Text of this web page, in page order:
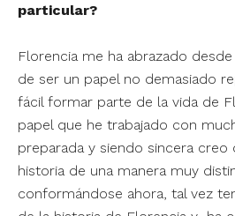
particular?
Florencia me ha abrazado
de ser un papel no demasiado
fácil formar parte de la vida de
papel que he trabajado con
preparada y siendo sincera
historia de una manera muy
conformándose ahora, tal vez